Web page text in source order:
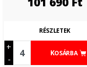
+
-
KOSÁRBA
RÉSZLETEK